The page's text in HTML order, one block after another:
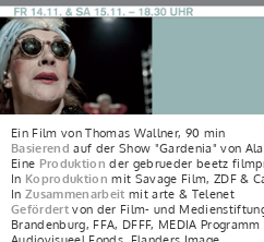
Ein Film vonThomas Wallner, 90 min
Basierendauf der Show "Gardenia" von
Eine Produktionder gebrueder beetz
In Koproduktionmit Savage Film, ZDF &
In Zusammenarbeit mit arte & Telenet
Gefördertvon der Film- und
Brandenburg, FFA, DFFF, MEDIA